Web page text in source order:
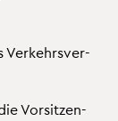
Ver­kehrs­ver­
Vor­sit­zen­